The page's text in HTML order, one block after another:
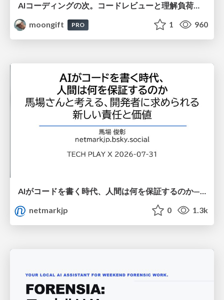
AIコーディングの次。コードレビューと理解負荷を解消して組織の開発生産性を高める
moongift
PRO 1 960
AIがコードを書く時代、人間は何を保証するのか———馬場さんと考える、開発者に求められる新しい責任と価値 - TECH PLAY
netmarkjp
0 1.3k